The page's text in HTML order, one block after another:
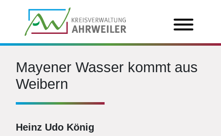
Mayener Wasser kommt aus
Weibern
Heinz Udo König